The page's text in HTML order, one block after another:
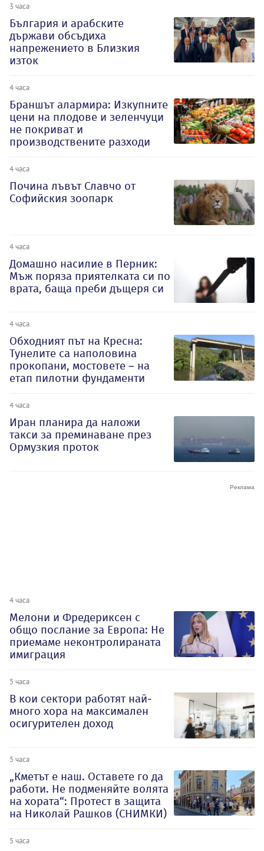
3 часа
България и арабските
държави обсъдиха
напрежението в Близкия
изток
4 часа
Браншът алармира: Изкупните
цени на плодове и зеленчуци
не покриват и
производствените разходи
4 часа
Почина лъвът Славчо от
Софийския зоопарк
4 часа
Домашно насилие в Перник:
Мъж поряза приятелката си по
врата, баща преби дъщеря си
4 часа
Обходният път на Кресна:
Тунелите са наполовина
прокопани, мостовете – на
етап пилотни фундаменти
4 часа
Иран планира да наложи
такси за преминаване през
Ормузкия проток
4 часа
Мелони и Фредериксен с
общо послание за Европа: Не
приемаме неконтролираната
имиграция
5 часа
В кои сектори работят най-
много хора на максимален
осигурителен доход
5 часа
„Кметът е наш. Оставете го да
работи. Не подменяйте волята
на хората“: Протест в защита
на Николай Рашков (СНИМКИ)
5 часа